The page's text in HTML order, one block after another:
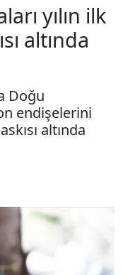
yılın ilk
altında
Doğu
endişelerini
altında